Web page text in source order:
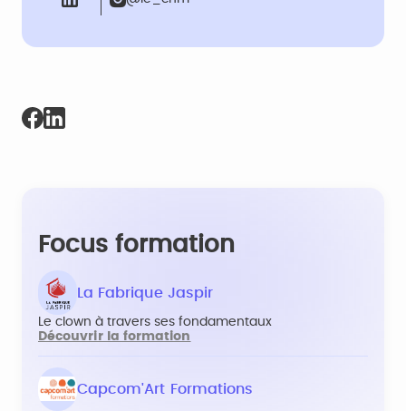
Focus formation
La Fabrique Jaspir
Le clown à travers ses fondamentaux
Découvrir la formation
Capcom'Art Formations